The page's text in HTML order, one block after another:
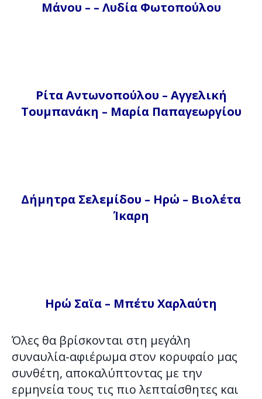
Μάνου – – Λυδία Φωτοπούλου
Ρίτα Αντωνοπούλου – Αγγελική
Τουμπανάκη – Μαρία Παπαγεωργίου
Δήμητρα Σελεμίδου – Ηρώ – Βιολέτα
Ίκαρη
Ηρώ Σαϊα – Μπέτυ Χαρλαύτη
Όλες θα βρίσκονται στη μεγάλη
συναυλία-αφιέρωμα στον κορυφαίο μας
συνθέτη, αποκαλύπτοντας με την
ερμηνεία τους τις πιο λεπταίσθητες και